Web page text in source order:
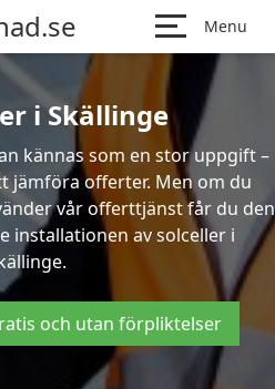
Menu
i Skällinge
kännas som en stor uppgift –
jämföra offerter. Men om du
vår offerttjänst får du den
installationen av solceller i
och utan förpliktelser